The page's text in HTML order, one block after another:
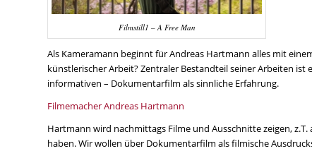
Filmstill1 – A Free Man
Als Kameramann beginnt für Andreas Hartmann alles mit
künstlerischer Arbeit? Zentraler Bestandteil seiner Arbeiten
informativen – Dokumentarfilm als sinnliche Erfahrung.
Filmemacher Andreas Hartmann
Hartmann wird nachmittags Filme und Ausschnitte zeigen,
haben. Wir wollen über Dokumentarfilm als filmische